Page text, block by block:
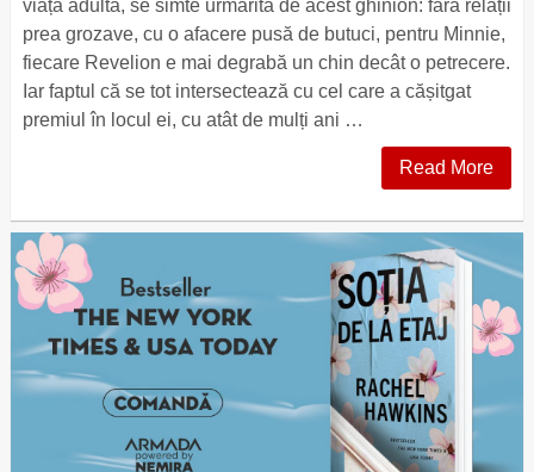
viața adultă, se simte urmărită de acest ghinion: fără relații
prea grozave, cu o afacere pusă de butuci, pentru Minnie,
fiecare Revelion e mai degrabă un chin decât o petrecere.
Iar faptul că se tot intersectează cu cel care a cășitgat
premiul în locul ei, cu atât de mulți ani …
Read More